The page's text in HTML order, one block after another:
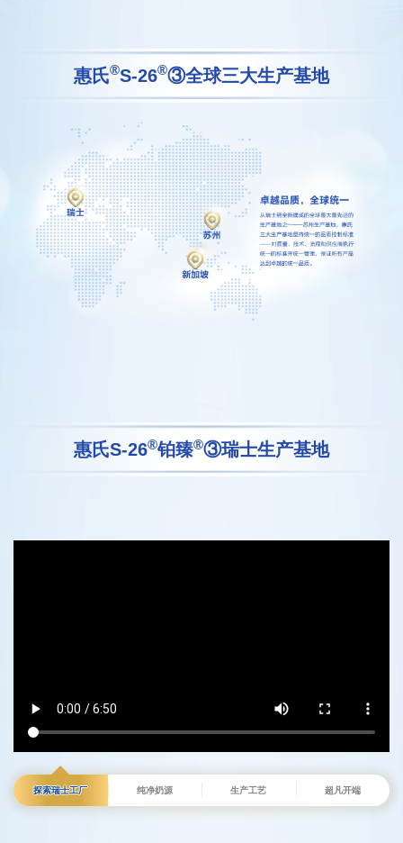
惠氏®S-26®③全球三大生产基地
惠氏S-26®铂臻®③瑞士生产基地
探索瑞士工厂 纯净奶源 生产工艺 超凡开端